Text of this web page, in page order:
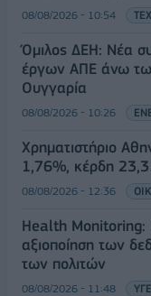
08/08/2026 - 10:54
Όμιλος ΔΕΗ: Νέα
έργων ΑΠΕ άνω
Ουγγαρία
08/08/2026 - 10:26
Χρηματιστήριο
1,76%, κέρδη
08/08/2026 - 12:36
Health Monitoring:
αξιοποίηση των
των πολιτών
08/08/2026 - 11:48